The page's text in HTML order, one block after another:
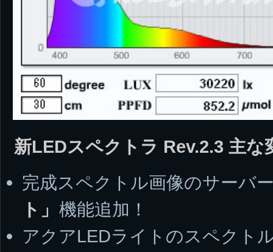
新LEDスペクトラ Rev.2.3 主な
完成スペクトル画像のサーバ
ト」 機能追加！
アクアLEDライトのスペクト